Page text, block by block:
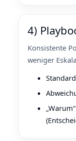
4)
Konsistente
weniger